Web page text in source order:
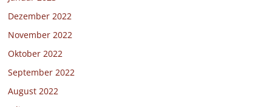
Dezember 2022
November 2022
Oktober 2022
September 2022
August 2022